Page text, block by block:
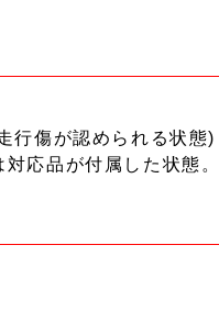
行傷が認められる状態)
応品が付属した状態。